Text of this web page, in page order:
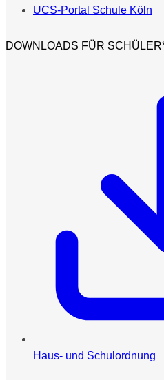
UCS-Portal Schule Köln
DOWNLOADS FÜR
Haus- und Schulordnung